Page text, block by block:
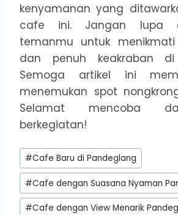
kenyamanan yang
cafe ini. Jangan lupa
temanmu untuk
dan penuh keakraban di
Semoga artikel ini
menemukan spot
Selamat mencoba
berkegiatan!
Post
Tags:
#Cafe Baru di Pandeglang
#Cafe dengan Suasana Nyaman
#Cafe dengan View Menarik